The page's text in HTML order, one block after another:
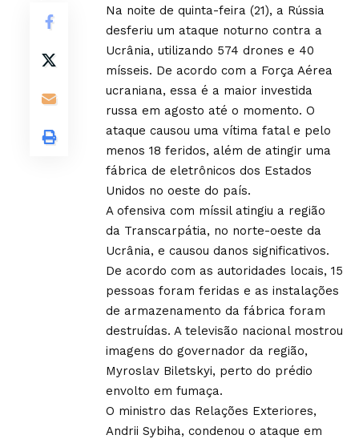
Na noite de quinta-feira (21), a Rússia
desferiu um ataque noturno contra a
Ucrânia, utilizando 574 drones e 40
mísseis. De acordo com a Força Aérea
ucraniana, essa é a maior investida
russa em agosto até o momento. O
ataque causou uma vítima fatal e pelo
menos 18 feridos, além de atingir uma
fábrica de eletrônicos dos Estados
Unidos no oeste do país.
A ofensiva com míssil atingiu a região
da Transcarpátia, no norte-oeste da
Ucrânia, e causou danos significativos.
De acordo com as autoridades locais, 15
pessoas foram feridas e as instalações
de armazenamento da fábrica foram
destruídas. A televisão nacional mostrou
imagens do governador da região,
Myroslav Biletskyi, perto do prédio
envolto em fumaça.
O ministro das Relações Exteriores,
Andrii Sybiha, condenou o ataque em